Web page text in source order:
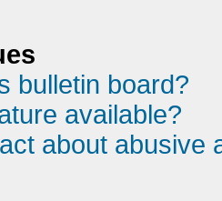
bulletin board?
available?
about abusive